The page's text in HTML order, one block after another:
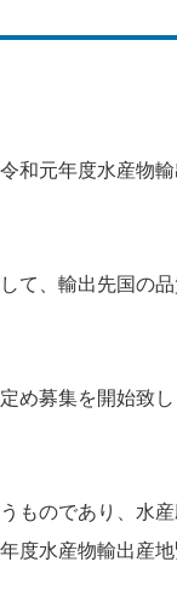
和元年度水産物
て、輸出先国の
め募集を開始致
ものであり、水
度水産物輸出産